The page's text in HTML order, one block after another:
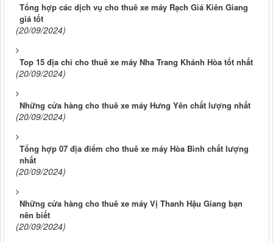
Tổng hợp các dịch vụ cho thuê xe máy Rạch Giá Kiên Giang
giá tốt
(20/09/2024)
Top 15 địa chỉ cho thuê xe máy Nha Trang Khánh Hòa tốt nhất
(20/09/2024)
Những cửa hàng cho thuê xe máy Hưng Yên chất lượng nhất
(20/09/2024)
Tổng hợp 07 địa điểm cho thuê xe máy Hòa Bình chất lượng
nhất
(20/09/2024)
Những cửa hàng cho thuê xe máy Vị Thanh Hậu Giang bạn
nên biết
(20/09/2024)